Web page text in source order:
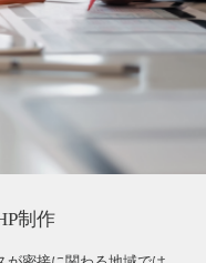
制作